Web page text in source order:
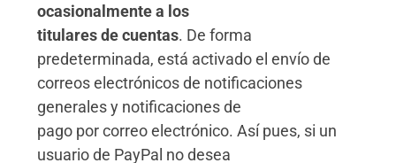
ocasionalmente a los
titulares de cuentas. De forma
predeterminada, está activado el envío de
correos electrónicos de notificaciones
generales y notificaciones de
pago por correo electrónico. Así pues, si un
usuario de PayPal no desea